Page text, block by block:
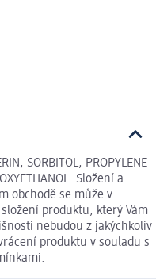
SORBITOL, PROPYLENE
Složení a
obchodě se může v
produktu, který Vám
nebudou z jakýchkoliv
produktu v souladu s